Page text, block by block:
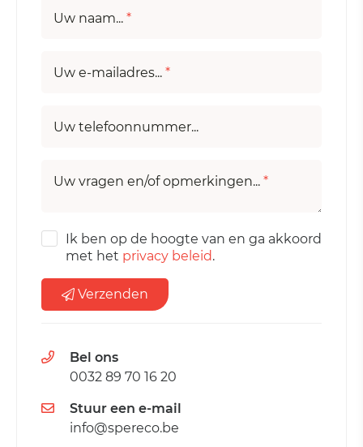
Uw naam... *
Uw e-mailadres... *
Uw telefoonnummer...
Uw vragen en/of opmerkingen... *
Ik ben op de hoogte van en ga akkoord
met het privacy beleid.
Verzenden
Bel ons
0032 89 70 16 20
Stuur een e-mail
info@spereco.be